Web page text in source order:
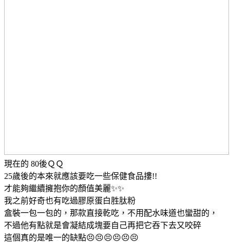
現在的 80後ＱＱ
25歲後的本來就應該要吃一些保健食品摟!!
才能夠繼續擁抱你的顏值美麗✨✨
我之前好奇也有吃過膠原蛋白胜肽粉
盒裝一包一包的，那款直接乾吃，不用配水味道也蠻甜的，
不過他有點就是會凝結成塊要自己再把它吞下去又咬碎
這個真的是唯一的缺點😣😣😣😣😣😣